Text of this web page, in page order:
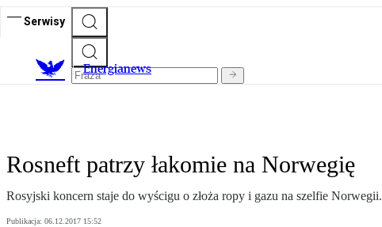
Serwisy
Energianews
Rosneft patrzy łakomie na Norwegię
Rosyjski koncern staje do wyścigu o złoża ropy i gazu na szelfie Norwegii.
Publikacja: 06.12.2017 15:52